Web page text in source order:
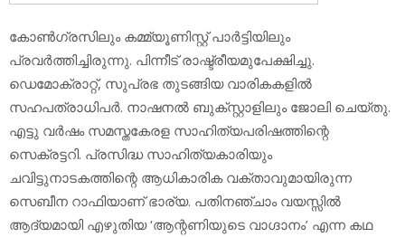
കോണ്‍ഗ്രസിലും കമ്മ്യൂണിസ്റ്റ് പാര്‍ട്ടിയിലും
പ്രവര്‍ത്തിച്ചിരുന്നു. പിന്നീട് രാഷ്ട്രീയമുപേക്ഷിച്ചു.
ഡെമോക്രാറ്റ്, സുപ്രഭ തുടങ്ങിയ വാരികകളില്‍
സഹപത്രാധിപര്‍. നാഷനല്‍ ബുക്സ്റ്റാളിലും ജോലി ചെയ്തു.
എട്ടു വര്‍ഷം സമസ്തകേരള സാഹിത്യപരിഷത്തിന്റെ
സെക്രട്ടറി. പ്രസിദ്ധ സാഹിത്യകാരിയും
ചവിട്ടുനാടകത്തിന്റെ ആധികാരിക വക്താവുമായിരുന്ന
സെബീന റാഫിയാണ് ഭാര്യ. പതിനഞ്ചാം വയസ്സില്‍
ആദ്യമായി എഴുതിയ ‘ആന്റണിയുടെ വാഗ്ദാനം’ എന്ന കഥ